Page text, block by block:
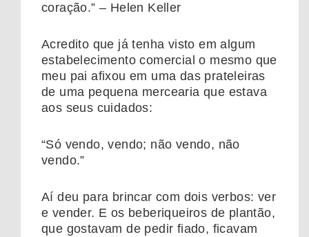
coração.” – Helen Keller
Acredito que já tenha visto em algum
estabelecimento comercial o mesmo que
meu pai afixou em uma das prateleiras
de uma pequena mercearia que estava
aos seus cuidados:
“Só vendo, vendo; não vendo, não
vendo.”
Aí deu para brincar com dois verbos: ver
e vender. E os beberiqueiros de plantão,
que gostavam de pedir fiado, ficavam